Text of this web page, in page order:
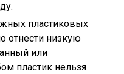
пластиковых
отнести низкую
или
пластик нельзя